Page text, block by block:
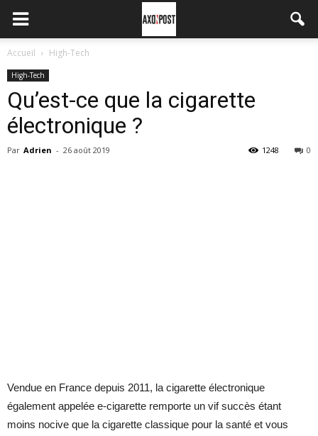
Accueil High-Tech
High-Tech
Qu’est-ce que la cigarette
électronique ?
Par Adrien - 26 août 2019 0
1248
Vendue en France depuis 2011, la cigarette électronique
également appelée e-cigarette remporte un vif succès étant
moins nocive que la cigarette classique pour la santé et vous